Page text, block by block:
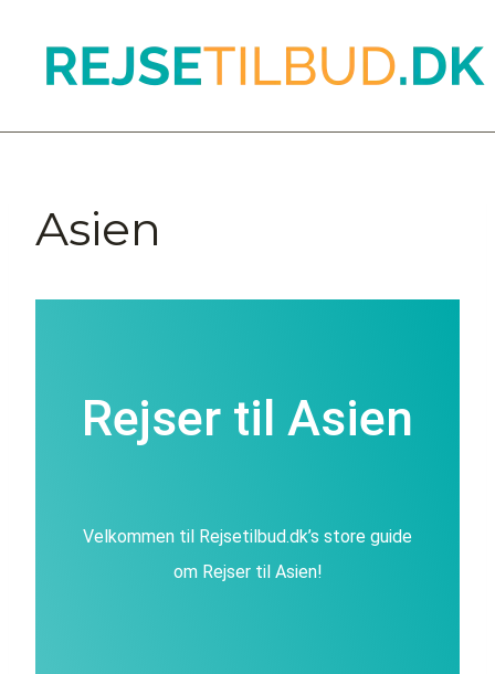
Asien
Rejser til Asien
Velkommen til Rejsetilbud.dk’s store guide
om Rejser til Asien!